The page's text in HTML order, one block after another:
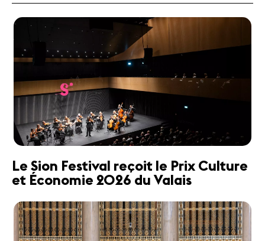
Le Sion Festival reçoit le Prix Culture
et Économie 2026 du Valais